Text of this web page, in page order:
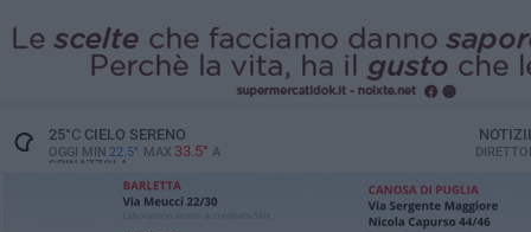
25°CCIELO SERENO
OGGI MIN 22.5° MAX 33.5° A
SPINAZZOLA